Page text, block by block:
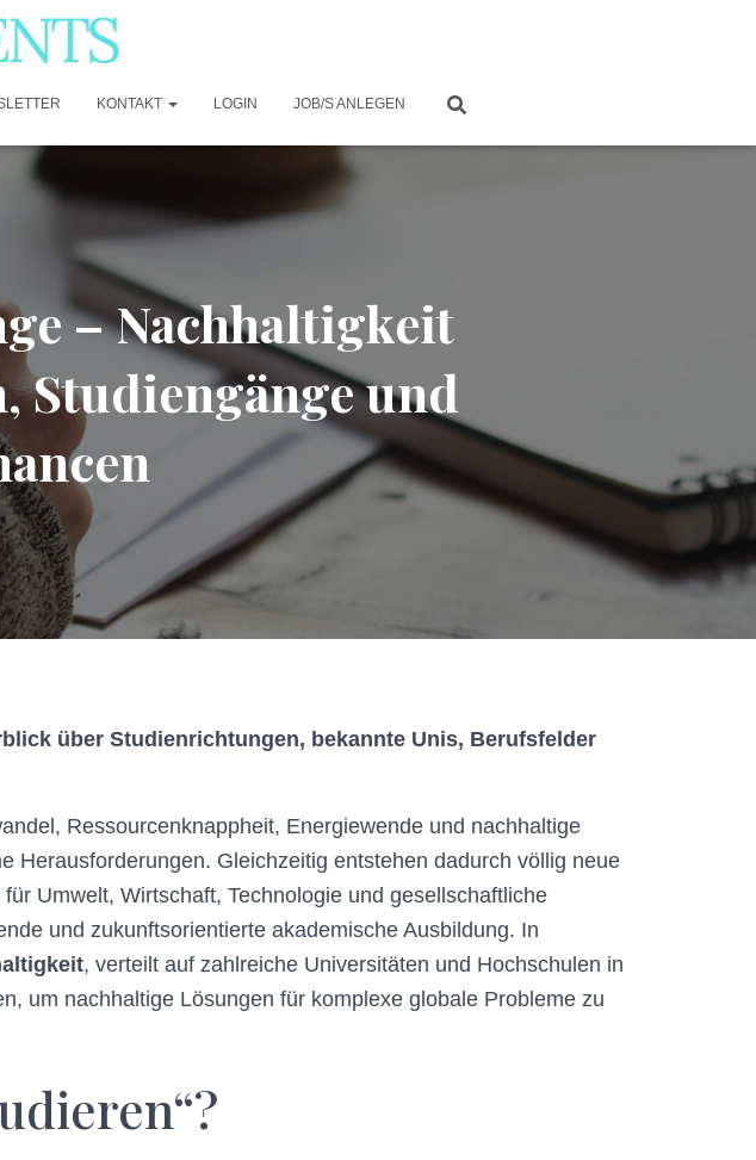
KONTAKT LOGIN JOB/S ANLEGEN
– Nachhaltigkeit
Studiengänge und
über Studienrichtungen, bekannte Unis, Berufsfelder
Ressourcenknappheit, Energiewende und nachhaltige
Herausforderungen. Gleichzeitig entstehen dadurch völlig neue
für Umwelt, Wirtschaft, Technologie und gesellschaftliche
und zukunftsorientierte akademische Ausbildung. In
, verteilt auf zahlreiche Universitäten und Hochschulen in
um nachhaltige Lösungen für komplexe globale Probleme zu